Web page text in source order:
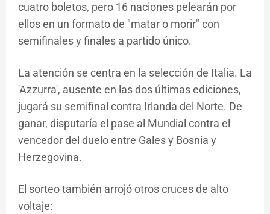
cuatro boletos, pero 16 naciones pelearán por
ellos en un formato de "matar o morir" con
semifinales y finales a partido único.
La atención se centra en la selección de Italia. La
'Azzurra', ausente en las dos últimas ediciones,
jugará su semifinal contra Irlanda del Norte. De
ganar, disputaría el pase al Mundial contra el
vencedor del duelo entre Gales y Bosnia y
Herzegovina.
El sorteo también arrojó otros cruces de alto
voltaje: